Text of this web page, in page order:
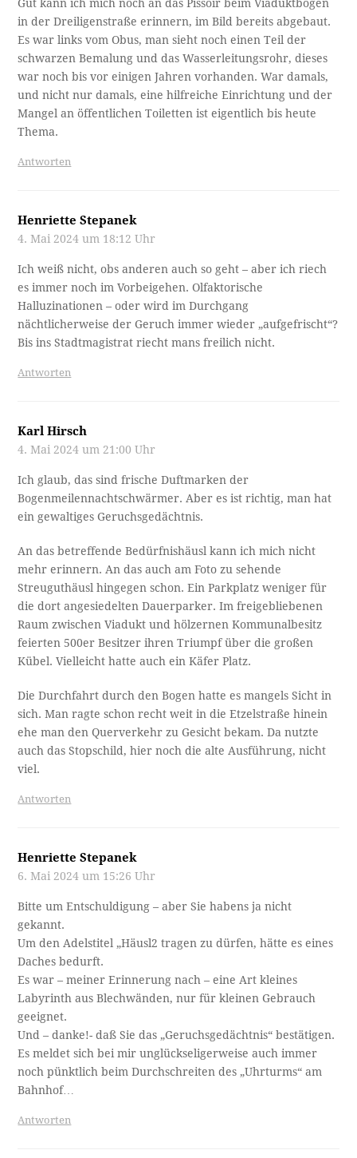
Gut kann ich mich noch an das Pissoir beim Viaduktbogen
in der Dreiligenstraße erinnern, im Bild bereits abgebaut.
Es war links vom Obus, man sieht noch einen Teil der
schwarzen Bemalung und das Wasserleitungsrohr, dieses
war noch bis vor einigen Jahren vorhanden. War damals,
und nicht nur damals, eine hilfreiche Einrichtung und der
Mangel an öffentlichen Toiletten ist eigentlich bis heute
Thema.
Antworten
Henriette Stepanek
4. Mai 2024 um 18:12 Uhr
Ich weiß nicht, obs anderen auch so geht – aber ich riech
es immer noch im Vorbeigehen. Olfaktorische
Halluzinationen – oder wird im Durchgang
nächtlicherweise der Geruch immer wieder „aufgefrischt“?
Bis ins Stadtmagistrat riecht mans freilich nicht.
Antworten
Karl Hirsch
4. Mai 2024 um 21:00 Uhr
Ich glaub, das sind frische Duftmarken der
Bogenmeilennachtschwärmer. Aber es ist richtig, man hat
ein gewaltiges Geruchsgedächtnis.
An das betreffende Bedürfnishäusl kann ich mich nicht
mehr erinnern. An das auch am Foto zu sehende
Streuguthäusl hingegen schon. Ein Parkplatz weniger für
die dort angesiedelten Dauerparker. Im freigebliebenen
Raum zwischen Viadukt und hölzernen Kommunalbesitz
feierten 500er Besitzer ihren Triumpf über die großen
Kübel. Vielleicht hatte auch ein Käfer Platz.
Die Durchfahrt durch den Bogen hatte es mangels Sicht in
sich. Man ragte schon recht weit in die Etzelstraße hinein
ehe man den Querverkehr zu Gesicht bekam. Da nutzte
auch das Stopschild, hier noch die alte Ausführung, nicht
viel.
Antworten
Henriette Stepanek
6. Mai 2024 um 15:26 Uhr
Bitte um Entschuldigung – aber Sie habens ja nicht
gekannt.
Um den Adelstitel „Häusl2 tragen zu dürfen, hätte es eines
Daches bedurft.
Es war – meiner Erinnerung nach – eine Art kleines
Labyrinth aus Blechwänden, nur für kleinen Gebrauch
geeignet.
Und – danke!- daß Sie das „Geruchsgedächtnis“ bestätigen.
Es meldet sich bei mir unglückseligerweise auch immer
noch pünktlich beim Durchschreiten des „Uhrturms“ am
Bahnhof…
Antworten